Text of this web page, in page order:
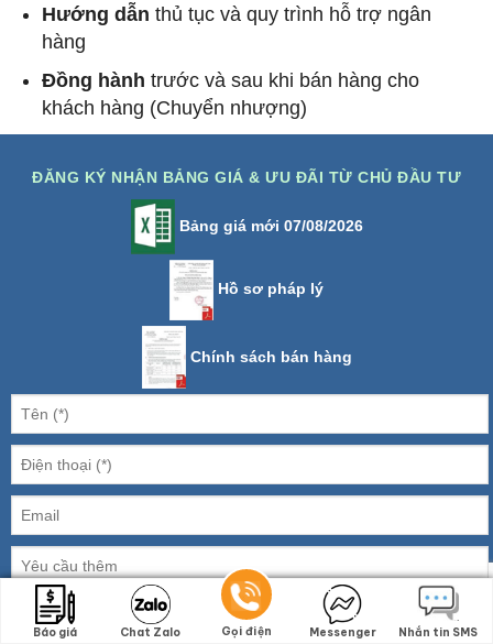
Hướng dẫn thủ tục và quy trình hỗ trợ ngân
hàng
Đồng hành trước và sau khi bán hàng cho
khách hàng (Chuyển nhượng)
ĐĂNG KÝ NHẬN BẢNG GIÁ & ƯU ĐÃI TỪ CHỦ ĐẦU TƯ
Bảng giá mới 07/08/2026
Hồ sơ pháp lý
Chính sách bán hàng
1 + 2 =
Báo giá Chat Zalo Gọi điện Messenger Nhắn tin SMS
Báo giá Chat Zalo Gọi điện Messenger Nhắn tin SMS